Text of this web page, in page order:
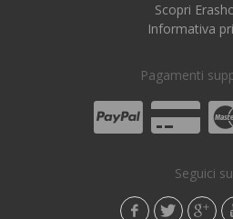
Scopri
Informativa
Pagamenti
Seguici su